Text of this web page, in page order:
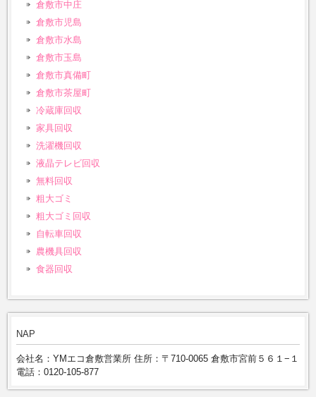
倉敷市中庄
倉敷市児島
倉敷市水島
倉敷市玉島
倉敷市真備町
倉敷市茶屋町
冷蔵庫回収
家具回収
洗濯機回収
液晶テレビ回収
無料回収
粗大ゴミ
粗大ゴミ回収
自転車回収
農機具回収
食器回収
NAP
会社名：YMエコ倉敷営業所 住所：〒710-0065 倉敷市宮前５６１−１
電話：0120-105-877